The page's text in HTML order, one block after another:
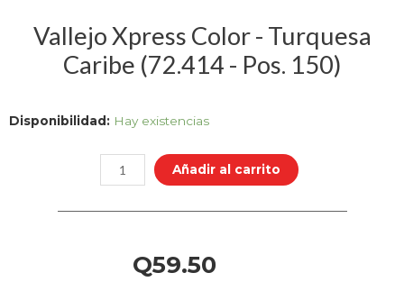
Vallejo Xpress Color - Turquesa
Caribe (72.414 - Pos. 150)
Disponibilidad: Hay existencias
Vallejo
Color
-
Turquesa
(72.414
Añadir al carrito
Q59.50